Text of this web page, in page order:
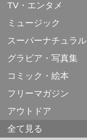
TV・エンタメ
ミュージック
スーパーナチュラル
グラビア・写真集
コミック・絵本
フリーマガジン
アウトドア
全て見る